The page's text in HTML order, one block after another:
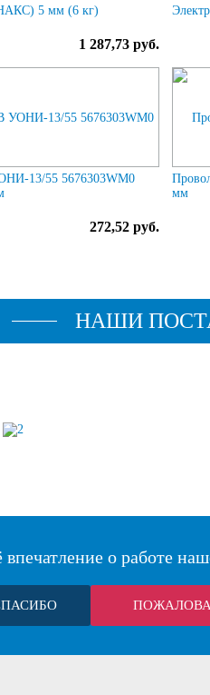
5 мм (6 кг)
1 287,73 руб.
13/55 5676303WM0
272,52 руб.
мм
НАШИ
о работе